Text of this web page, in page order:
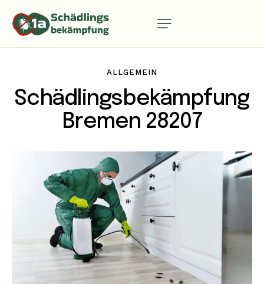
ALLGEMEIN
Schädlingsbekämpfung
Bremen 28207